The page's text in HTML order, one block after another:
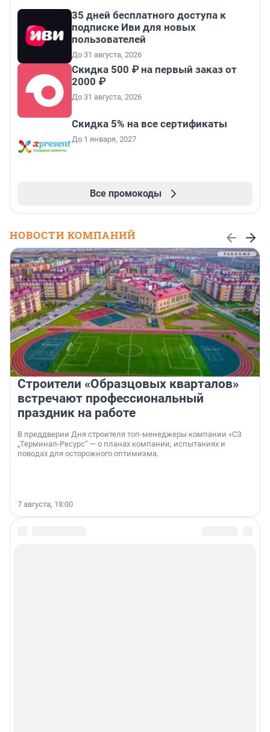
35 дней бесплатного доступа к
подписке Иви для новых
пользователей
До 31 августа, 2026
Скидка 500 ₽ на первый заказ от
2000 ₽
До 31 августа, 2026
Скидка 5% на все сертификаты
До 1 января, 2027
Все промокоды
НОВОСТИ КОМПАНИЙ
Строители «Образцовых кварталов»
встречают профессиональный
праздник на работе
В преддверии Дня строителя топ-менеджеры компании «СЗ
„Терминал-Ресурс“ — о планах компании, испытаниях и
поводах для осторожного оптимизма.
7 августа, 18:00